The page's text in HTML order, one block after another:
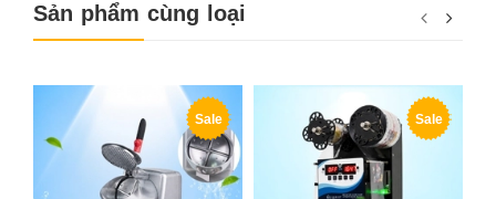
Sản phẩm cùng loại
Sale Sale